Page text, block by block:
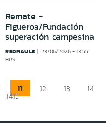
Remate -
Figueroa/Fundación
superación campesina
REDMAULE
23/06/2026 - 13:55
HRS
11 12 13 14
1415